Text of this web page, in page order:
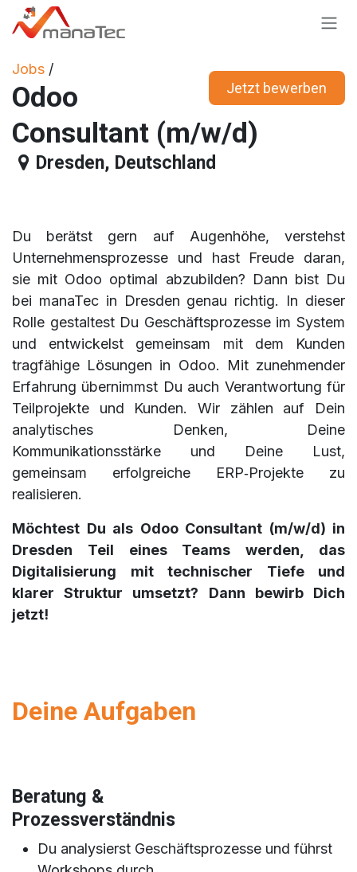
Zum Inhalt springen
Jetzt bewerbe​​​​n
Jobs /
Odoo
Consultant (m/w/d)
Dresden, Deutschland
Du berätst gern auf Augenhöhe, verstehst
Unternehmensprozesse und hast Freude daran,
sie mit Odoo optimal abzubilden? Dann bist Du
bei manaTec in Dresden genau richtig. In dieser
Rolle gestaltest Du Geschäftsprozesse im System
und entwickelst gemeinsam mit dem Kunden
tragfähige Lösungen in Odoo. Mit zunehmender
Erfahrung übernimmst Du auch Verantwortung für
Teilprojekte und Kunden. Wir zählen auf Dein
analytisches Denken, Deine
Kommunikationsstärke und Deine Lust,
gemeinsam erfolgreiche ERP‑Projekte zu
realisieren.
Möchtest Du als Odoo Consultant (m/w/d) in
Dresden Teil eines Teams werden, das
Digitalisierung mit technischer Tiefe und
klarer Struktur umsetzt? Dann bewirb Dich
jetzt!
Deine Aufgaben
Beratung &
Prozessverständnis
Du analysierst Geschäftsprozesse und führst